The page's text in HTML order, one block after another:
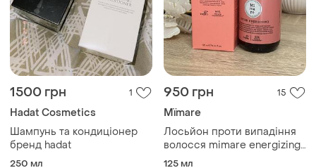
1500 грн 1
Hadat Cosmetics
Шампунь та кондиціонер
бренд hadat
950 грн 15
Mïmare
Лосьйон проти випадіння
волосся mimare energizing
lotion
TOP TOP